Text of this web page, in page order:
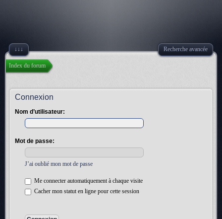
↓↓↓ Recherche avancée
Index du forum
Connexion
Nom d’utilisateur:
Mot de passe:
J’ai oublié mon mot de passe
Me connecter automatiquement à chaque visite
Cacher mon statut en ligne pour cette session